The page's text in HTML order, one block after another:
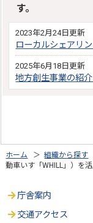
す。
2023年2月24日更新
ローカルシェアリ
2025年6月18日更新
地方創生事業の紹
ホーム ＞組織から探す
動車いす「WHILL」）を
庁舎案内
交通アクセス